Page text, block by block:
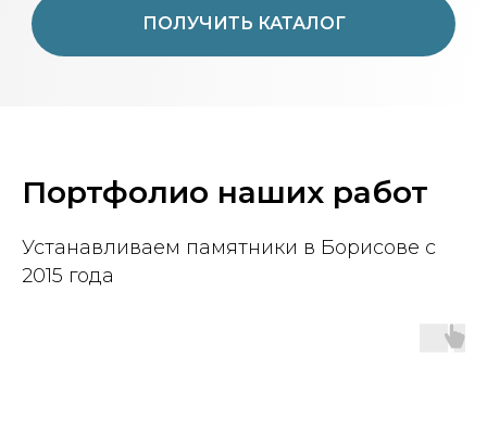
ПОЛУЧИТЬ КАТАЛОГ
Портфолио наших работ
Устанавливаем памятники в Борисове с
2015 года